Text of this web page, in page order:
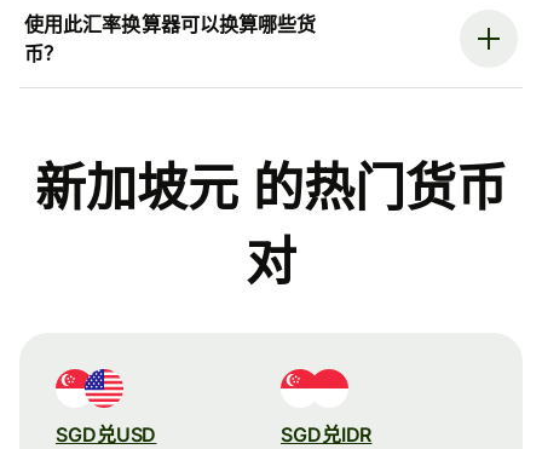
使用此汇率换算器可以换算哪些货
币？
新加坡元 的热门货币
对
SGD兑USD SGD兑IDR